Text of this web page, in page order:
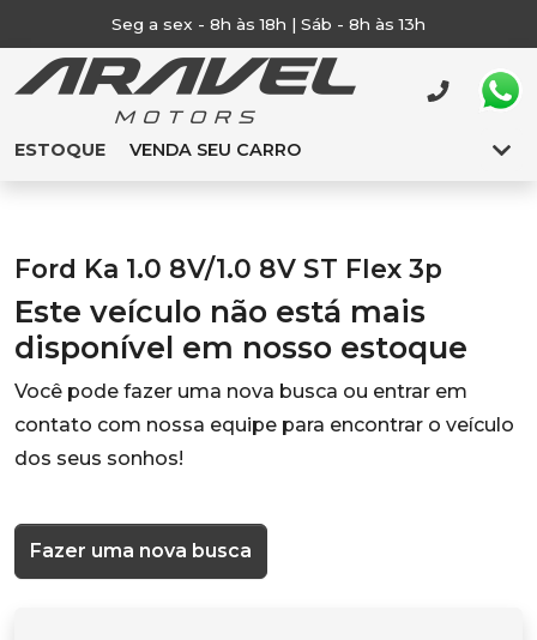
Seg a sex - 8h às 18h | Sáb - 8h às 13h
ESTOQUE VENDA SEU CARRO
Ford Ka 1.0 8V/1.0 8V ST Flex 3p
Este veículo não está mais
disponível em nosso estoque
Você pode fazer uma nova busca ou entrar em
contato com nossa equipe para encontrar o veículo
dos seus sonhos!
Fazer uma nova busca